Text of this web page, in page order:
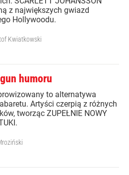
z największych gwiazd
Hollywoodu.
Kwiatkowski
humoru
to alternatywa
Artyści czerpią z różnych
tworząc ZUPEŁNIE NOWY